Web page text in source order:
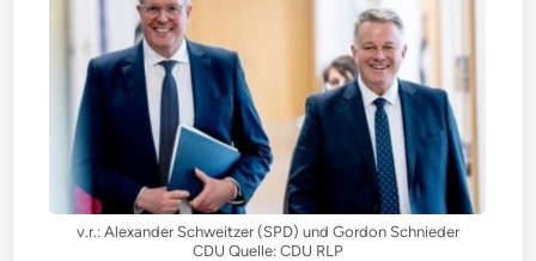
v.r.: Alexander Schweitzer (SPD) und Gordon Schnieder
CDU Quelle: CDU RLP